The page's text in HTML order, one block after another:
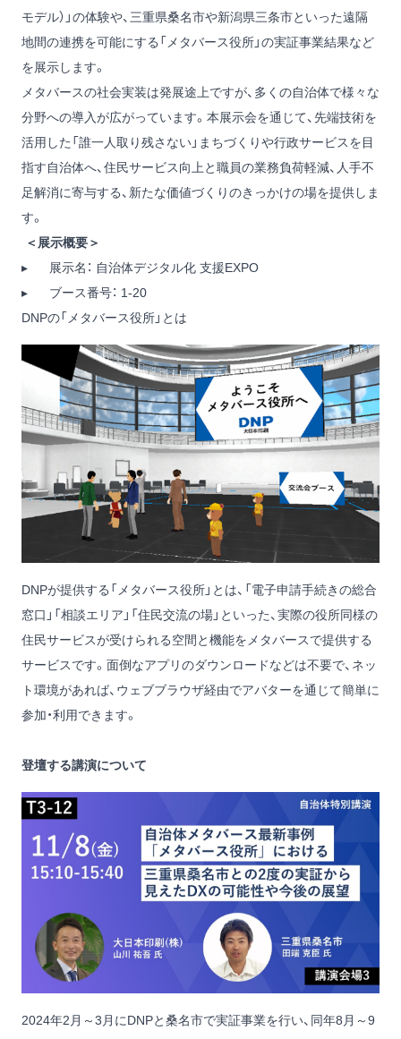
モデル）」の体験や、三重県桑名市や新潟県三条市といった遠隔
地間の連携を可能にする「メタバース役所」の実証事業結果など
を展示します。
メタバースの社会実装は発展途上ですが、多くの自治体で様々な
分野への導入が広がっています。本展示会を通じて、先端技術を
活用した「誰一人取り残さない」まちづくりや行政サービスを目
指す自治体へ、住民サービス向上と職員の業務負荷軽減、人手不
足解消に寄与する、新たな価値づくりのきっかけの場を提供しま
す。
＜展示概要＞
▸ 展示名： 自治体デジタル化 支援EXPO
▸ ブース番号： 1-20
DNPの「メタバース役所」とは
DNPが提供する「メタバース役所」とは、「電子申請手続きの総合
窓口」「相談エリア」「住民交流の場」といった、実際の役所同様の
住民サービスが受けられる空間と機能をメタバースで提供する
サービスです。面倒なアプリのダウンロードなどは不要で、ネッ
ト環境があれば、ウェブブラウザ経由でアバターを通じて簡単に
参加・利用できます。
登壇する講演について
2024年2月～3月にDNPと桑名市で実証事業を行い、同年8月～9